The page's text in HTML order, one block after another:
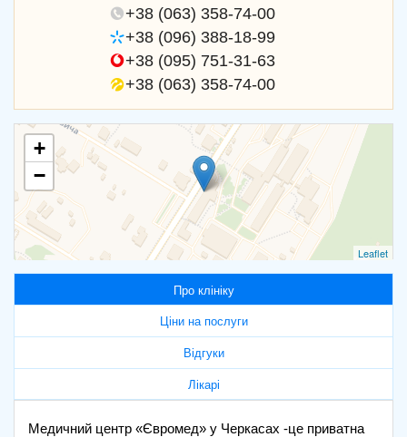
+38 (063) 358-74-00
+38 (096) 388-18-99
+38 (095) 751-31-63
+38 (063) 358-74-00
+
−
Leaflet
Про клініку
Ціни на послуги
Відгуки
Лікарі
Медичний центр «Євромед» у Черкасах -це приватна